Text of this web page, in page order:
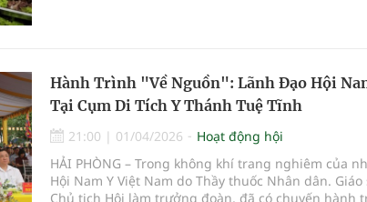
Hành Trình "Về Nguồn": Lãnh Đạo Hội
Tại Cụm Di Tích Y Thánh Tuệ Tĩnh
21:00 | 01/04/2026
Hoạt động hội
HẢI PHÒNG – Trong không khí trang nghiêm của
Hội Nam Y Việt Nam do Thầy thuốc Nhân dân.
Chủ tịch Hội làm trưởng đoàn, đã có chuyến hành